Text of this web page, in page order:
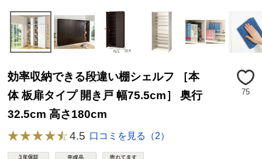
効率収納できる段違い棚シェルフ ［本
体 板扉タイプ 開き戸 幅75.5cm］ 奥行
32.5cm 高さ180cm
75
4.5 口コミを見る（2）